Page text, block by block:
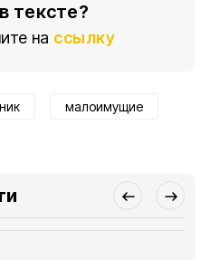
тексте?
на ссылку
малоимущие